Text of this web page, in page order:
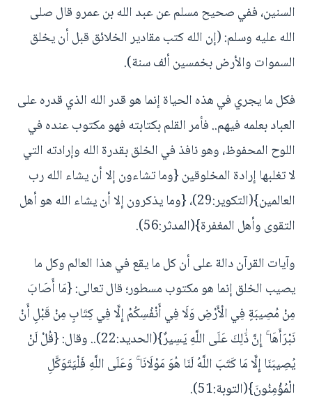
السنين، ففي صحيح مسلم عن عبد الله بن عمرو قال صلى
الله عليه وسلم: (إن الله كتب مقادير الخلائق قبل أن يخلق
السموات والأرض بخمسين ألف سنة).
فكل ما يجري في هذه الحياة إنما هو قدر الله الذي قدره على
العباد بعلمه فيهم.. فأمر القلم بكتابته فهو مكتوب عنده في
اللوح المحفوظ، وهو نافذ في الخلق بقدرة الله وإرادته التي
لا تغلبها إرادة المخلوقين {وما تشاءون إلا أن يشاء الله رب
العالمين}(التكوير:29)، {وما يذكرون إلا أن يشاء الله هو أهل
التقوى وأهل المغفرة}(المدثر:56).
وآيات القرآن دالة على أن كل ما يقع في هذا العالم وكل ما
يصيب الخلق إنما هو مكتوب مسطور؛ قال تعالى: {مَا أَصَابَ
مِنْ مُصِيبَةٍ فِي الْأَرْضِ وَلَا فِي أَنْفُسِكُمْ إِلَّا فِي كِتَابٍ مِنْ قَبْلِ أَنْ
نَبْرَأَهَا ۚ إِنَّ ذَٰلِكَ عَلَى اللَّهِ يَسِيرٌ}(الحديد:22).. وقال: {قُلْ لَنْ
يُصِيبَنَا إِلَّا مَا كَتَبَ اللَّهُ لَنَا هُوَ مَوْلَانَا ۚ وَعَلَى اللَّهِ فَلْيَتَوَكَّلِ
الْمُؤْمِنُونَ}(التوبة:51).